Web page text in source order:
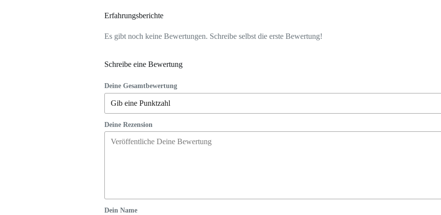
Erfahrungsberichte
Es gibt noch keine Bewertungen. Schreibe selbst die erste Bewertung!
Schreibe eine Bewertung
Deine Gesamtbewertung
Deine Rezension
Dein Name